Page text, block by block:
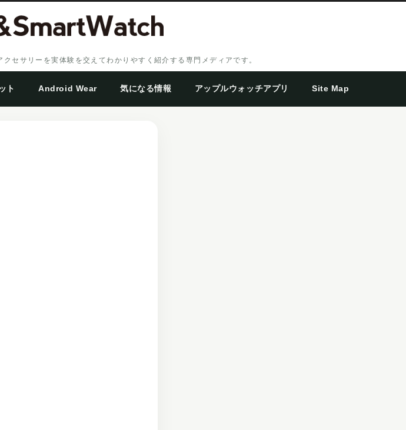
セサリーを実体験を交えてわかりやすく紹介する専門メディアです。
ト Android Wear 気になる情報 アップルウォッチアプリ Site Map